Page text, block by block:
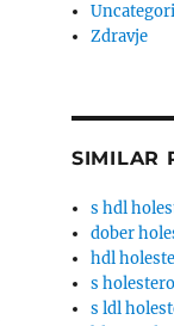
Zdravje
SIMILAR
s hdl
dober
hdl
s
s ldl